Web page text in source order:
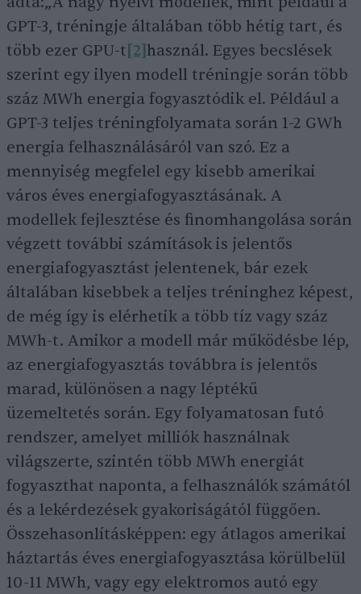
GPT-3, tréningje általában több hétig tart, és
több ezer GPU-t [2] használ. Egyes becslések
szerint egy ilyen modell tréningje során több
száz MWh energia fogyasztódik el. Például a
GPT-3 teljes tréningfolyamata során 1-2 GWh
energia felhasználásáról van szó. Ez a
mennyiség megfelel egy kisebb amerikai
város éves energiafogyasztásának. A
modellek fejlesztése és finomhangolása során
végzett további számítások is jelentős
energiafogyasztást jelentenek, bár ezek
általában kisebbek a teljes tréninghez képest,
de még így is elérhetik a több tíz vagy száz
MWh-t. Amikor a modell már működésbe lép,
az energiafogyasztás továbbra is jelentős
marad, különösen a nagy léptékű
üzemeltetés során. Egy folyamatosan futó
rendszer, amelyet milliók használnak
világszerte, szintén több MWh energiát
fogyaszthat naponta, a felhasználók számától
és a lekérdezések gyakoriságától függően.
Összehasonlításképpen: egy átlagos amerikai
háztartás éves energiafogyasztása körülbelül
10-11 MWh, vagy egy elektromos autó egy